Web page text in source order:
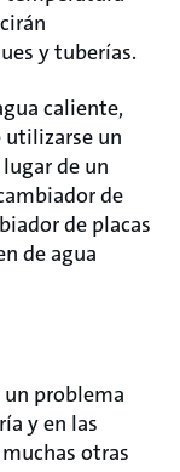
y tuberías.
caliente,
utilizarse un
de un
de
de placas
de agua
problema
y en las
otras